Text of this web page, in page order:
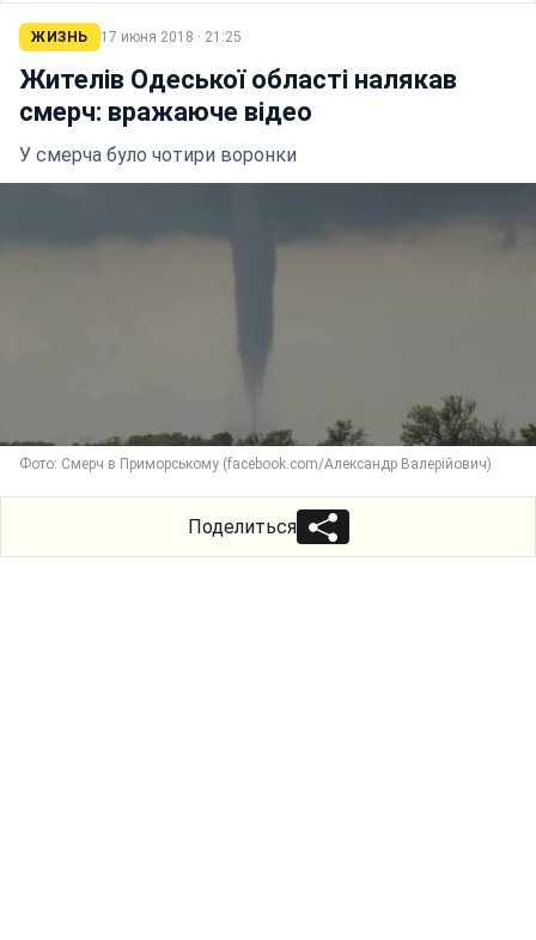
ЖИЗНЬ 17 июня 2018 · 21:25
Жителів Одеської області налякав
смерч: вражаюче відео
У смерча було чотири воронки
Фото: Смерч в Приморському (facebook.com/Александр Валерійович)
Поделиться